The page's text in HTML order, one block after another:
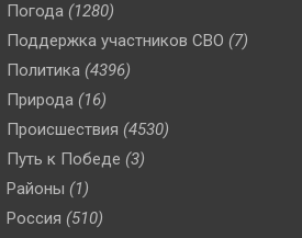
Погода (1280)
Поддержка участников СВО (7)
Политика (4396)
Природа (16)
Происшествия (4530)
Путь к Победе (3)
Районы (1)
Россия (510)